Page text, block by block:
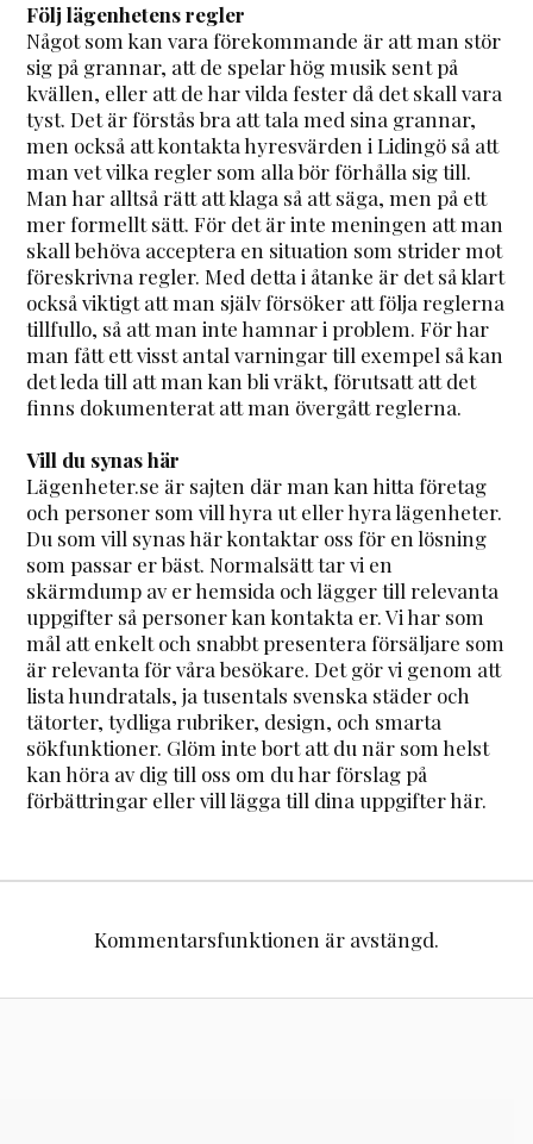
Följ lägenhetens regler
Något som kan vara förekommande är att man stör
sig på grannar, att de spelar hög musik sent på
kvällen, eller att de har vilda fester då det skall vara
tyst. Det är förstås bra att tala med sina grannar,
men också att kontakta hyresvärden i Lidingö så att
man vet vilka regler som alla bör förhålla sig till.
Man har alltså rätt att klaga så att säga, men på ett
mer formellt sätt. För det är inte meningen att man
skall behöva acceptera en situation som strider mot
föreskrivna regler. Med detta i åtanke är det så klart
också viktigt att man själv försöker att följa reglerna
tillfullo, så att man inte hamnar i problem. För har
man fått ett visst antal varningar till exempel så kan
det leda till att man kan bli vräkt, förutsatt att det
finns dokumenterat att man övergått reglerna.
Vill du synas här
Lägenheter.se är sajten där man kan hitta företag
och personer som vill hyra ut eller hyra lägenheter.
Du som vill synas här kontaktar oss för en lösning
som passar er bäst. Normalsätt tar vi en
skärmdump av er hemsida och lägger till relevanta
uppgifter så personer kan kontakta er. Vi har som
mål att enkelt och snabbt presentera försäljare som
är relevanta för våra besökare. Det gör vi genom att
lista hundratals, ja tusentals svenska städer och
tätorter, tydliga rubriker, design, och smarta
sökfunktioner. Glöm inte bort att du när som helst
kan höra av dig till oss om du har förslag på
förbättringar eller vill lägga till dina uppgifter här.
Kommentarsfunktionen är avstängd.